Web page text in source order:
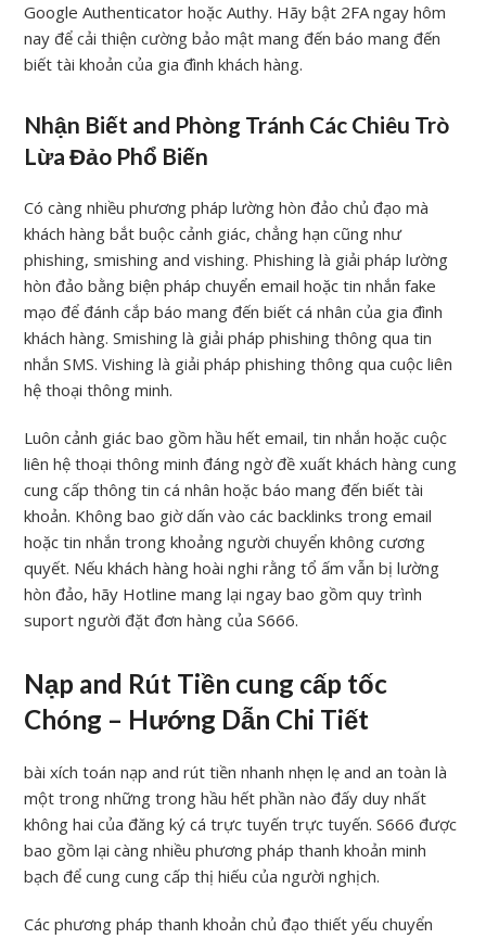
Google Authenticator hoặc Authy. Hãy bật 2FA ngay hôm
nay để cải thiện cường bảo mật mang đến báo mang đến
biết tài khoản của gia đình khách hàng.
Nhận Biết and Phòng Tránh Các Chiêu Trò
Lừa Đảo Phổ Biến
Có càng nhiều phương pháp lường hòn đảo chủ đạo mà
khách hàng bắt buộc cảnh giác, chẳng hạn cũng như
phishing, smishing and vishing. Phishing là giải pháp lường
hòn đảo bằng biện pháp chuyển email hoặc tin nhắn fake
mạo để đánh cắp báo mang đến biết cá nhân của gia đình
khách hàng. Smishing là giải pháp phishing thông qua tin
nhắn SMS. Vishing là giải pháp phishing thông qua cuộc liên
hệ thoại thông minh.
Luôn cảnh giác bao gồm hầu hết email, tin nhắn hoặc cuộc
liên hệ thoại thông minh đáng ngờ đề xuất khách hàng cung
cung cấp thông tin cá nhân hoặc báo mang đến biết tài
khoản. Không bao giờ dấn vào các backlinks trong email
hoặc tin nhắn trong khoảng người chuyển không cương
quyết. Nếu khách hàng hoài nghi rằng tổ ấm vẫn bị lường
hòn đảo, hãy Hotline mang lại ngay bao gồm quy trình
suport người đặt đơn hàng của S666.
Nạp and Rút Tiền cung cấp tốc
Chóng – Hướng Dẫn Chi Tiết
bài xích toán nạp and rút tiền nhanh nhẹn lẹ and an toàn là
một trong những trong hầu hết phần nào đấy duy nhất
không hai của đăng ký cá trực tuyến trực tuyến. S666 được
bao gồm lại càng nhiều phương pháp thanh khoản minh
bạch để cung cung cấp thị hiếu của người nghịch.
Các phương pháp thanh khoản chủ đạo thiết yếu chuyển